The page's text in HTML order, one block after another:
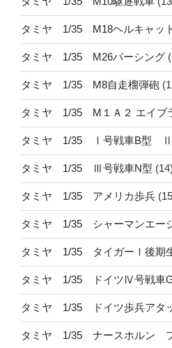
タミヤ 1/35 M18ヘルキャッ
タミヤ 1/35 M26パーシング
タミヤ 1/35 M8自走榴弾砲
タミヤ 1/35 M１Ａ２ エイブ
タミヤ 1/35 Ⅰ号戦車B型 Ⅱ
タミヤ 1/35 Ⅲ号戦車N型 (14)
タミヤ 1/35 アメリカ歩兵
タミヤ 1/35 シャーマンエー
タミヤ 1/35 タイガーⅠ後期
タミヤ 1/35 ドイツⅣ号戦車G
タミヤ 1/35 ドイツ歩兵アタ
タミヤ 1/35 ナースホルン